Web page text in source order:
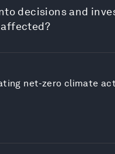
decisions and
net-zero climate